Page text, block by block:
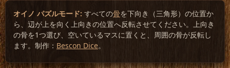
オイノ パズルモード: すべての骨を下向き（三角形）の位置か
ら、辺が上を向く上向きの位置へ反転させてください。上向き
の骨を1つ選び、空いているマスに置くと、周囲の骨が反転し
ます。制作： Bescon Dice。